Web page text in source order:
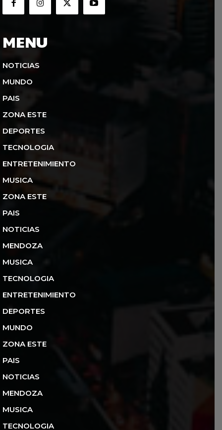
MENU
NOTICIAS
MUNDO
PAIS
ZONA ESTE
DEPORTES
TECNOLOGIA
ENTRETENIMIENTO
MUSICA
ZONA ESTE
PAIS
NOTICIAS
MENDOZA
MUSICA
TECNOLOGIA
ENTRETENIMIENTO
DEPORTES
MUNDO
ZONA ESTE
PAIS
NOTICIAS
MENDOZA
MUSICA
TECNOLOGIA